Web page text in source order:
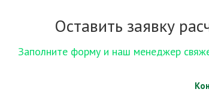
Оставить заявку
Заполните форму и наш менеджер